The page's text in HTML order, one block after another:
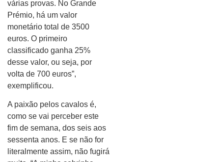
várias provas. No Grande
Prémio, há um valor
monetário total de 3500
euros. O primeiro
classificado ganha 25%
desse valor, ou seja, por
volta de 700 euros”,
exemplificou.
A paixão pelos cavalos é,
como se vai perceber este
fim de semana, dos seis aos
sessenta anos. E se não for
literalmente assim, não fugirá